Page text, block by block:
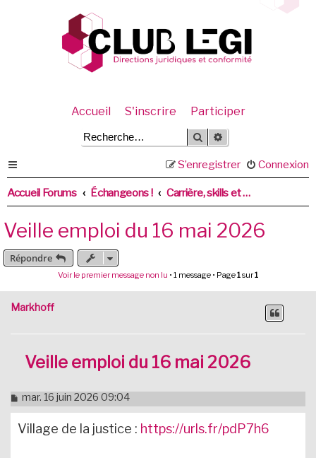
Accueil S'inscrire Participer
Rechercher
Connexion
S’enregistrer
Accueil Forums Échangeons ! Carrière, skills et recrutement
Veille emploi du 16 mai 2026
Répondre
Voir le premier message non lu • 1 message • Page1sur1
Markhoff
Veille emploi du 16 mai 2026
M
e
s
mar. 16 juin 2026 09:04
Village de la justice : https://urls.fr/pdP7h6